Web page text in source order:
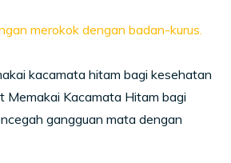
merokok dengan badan-kurus.
kacamata hitam bagi kesehatan
Memakai Kacamata Hitam bagi
gangguan mata dengan